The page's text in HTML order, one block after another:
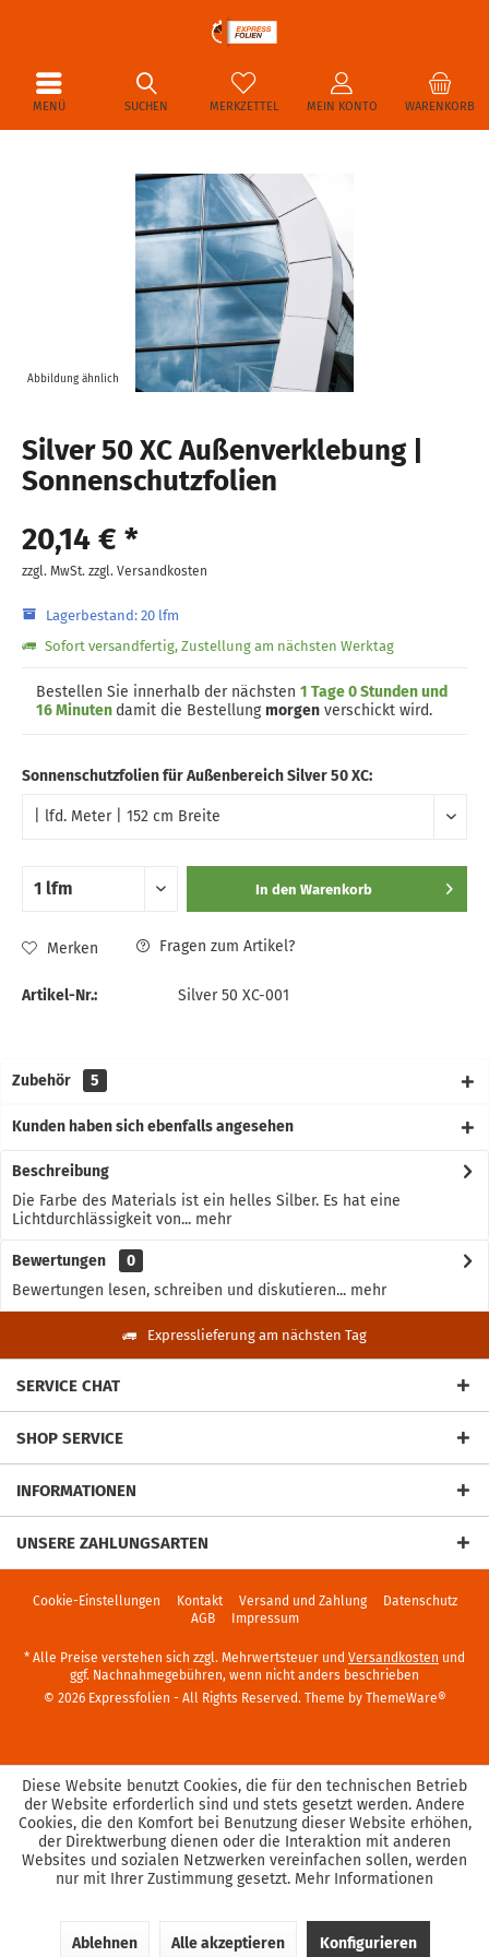
MENÜ WARENKORB
MERKZETTEL MEIN KONTO
SUCHEN
Abbildung ähnlich
Silver 50 XC Außenverklebung |
Sonnenschutzfolien
20,14 € *
zzgl. MwSt. zzgl. Versandkosten
Lagerbestand: 20 lfm
Sofort versandfertig, Zustellung am nächsten Werktag
Bestellen Sie innerhalb der nächsten 1 Tage 0 Stunden und
16 Minuten damit die Bestellungmorgen verschickt wird.
Sonnenschutzfolien für Außenbereich Silver 50 XC:
In den Warenkorb
Merken Fragen zum Artikel?
Artikel-Nr.: Silver 50 XC-001
Zubehör 5
Kunden haben sich ebenfalls angesehen
Beschreibung
Die Farbe des Materials ist ein helles Silber. Es hat eine
Lichtdurchlässigkeit von... mehr
Bewertungen
0
Bewertungen lesen, schreiben und diskutieren... mehr
Expresslieferung am nächsten Tag
SERVICE CHAT
SHOP SERVICE
INFORMATIONEN
UNSERE ZAHLUNGSARTEN
Cookie-Einstellungen Kontakt Versand und Zahlung
Datenschutz
AGB
Impressum
* Alle Preise verstehen sich zzgl. Mehrwertsteuer und Versandkosten und
ggf. Nachnahmegebühren, wenn nicht anders beschrieben
© 2026 Expressfolien - All Rights Reserved. Theme by ThemeWare®
Diese Website benutzt Cookies, die für den technischen Betrieb
der Website erforderlich sind und stets gesetzt werden. Andere
Cookies, die den Komfort bei Benutzung dieser Website erhöhen,
der Direktwerbung dienen oder die Interaktion mit anderen
Websites und sozialen Netzwerken vereinfachen sollen, werden
nur mit Ihrer Zustimmung gesetzt. Mehr Informationen
Ablehnen Alle akzeptieren Konfigurieren